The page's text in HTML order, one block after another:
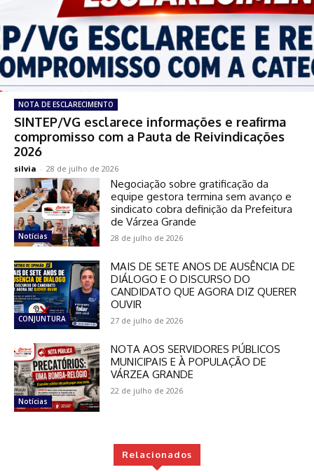
NOTA DE ESCLARECIMENTO
SINTEP/VG esclarece informações e reafirma
compromisso com a Pauta de Reivindicações
2026
silvia - 28 de julho de 2026
Notícias
Negociação sobre gratificação da
equipe gestora termina sem avanço e
sindicato cobra definição da Prefeitura
de Várzea Grande
28 de julho de 2026
CONJUNTURA
MAIS DE SETE ANOS DE AUSÊNCIA DE
DIÁLOGO E O DISCURSO DO
CANDIDATO QUE AGORA DIZ QUERER
OUVIR
27 de julho de 2026
Notícias
NOTA AOS SERVIDORES PÚBLICOS
MUNICIPAIS E À POPULAÇÃO DE
VÁRZEA GRANDE
22 de julho de 2026
Relacionados